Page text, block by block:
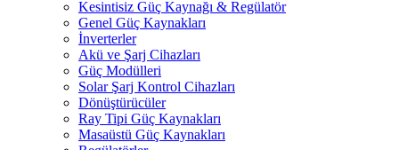
Kesintisiz Güç Kaynağı & Regülatör
Genel Güç Kaynakları
İnverterler
Akü ve Şarj Cihazları
Güç Modülleri
Solar Şarj Kontrol Cihazları
Dönüştürücüler
Ray Tipi Güç Kaynakları
Masaüstü Güç Kaynakları